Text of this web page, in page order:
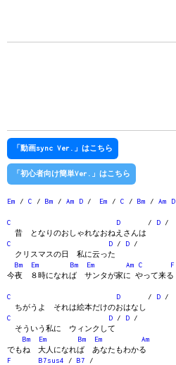
「動画sync Ver.」はこちら
「初心者向け簡単Ver.」はこちら
Em / C / Bm / Am D / Em / C / Bm / Am D
C D / D /
昔 となりのおしゃれなおねえさんは
C
D / D /
クリスマスの日 私に云った
Bm
Em Bm Em Am C F
今夜 ８時になれば サンタが家に やって来る
C D / D /
ちがうよ それは絵本だけのおはなし
C
D / D /
そういう私に ウィンクして
Bm
Em Bm Em
Am
でもね 大人になれば あなたもわかる
F
B7sus4 / B7 /